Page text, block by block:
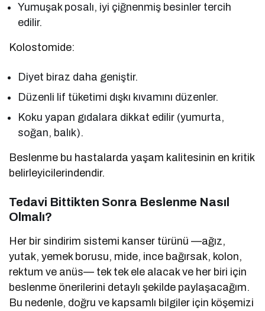
Yumuşak posalı, iyi çiğnenmiş besinler tercih
edilir.
Kolostomide:
Diyet biraz daha geniştir.
Düzenli lif tüketimi dışkı kıvamını düzenler.
Koku yapan gıdalara dikkat edilir (yumurta,
soğan, balık).
Beslenme bu hastalarda yaşam kalitesinin en kritik
belirleyicilerindendir.
Tedavi Bittikten Sonra Beslenme Nasıl
Olmalı?
Her bir sindirim sistemi kanser türünü —ağız,
yutak, yemek borusu, mide, ince bağırsak, kolon,
rektum ve anüs— tek tek ele alacak ve her biri için
beslenme önerilerini detaylı şekilde paylaşacağım.
Bu nedenle, doğru ve kapsamlı bilgiler için köşemizi